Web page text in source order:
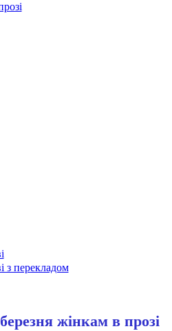
з перекладом
жінкам в прозі